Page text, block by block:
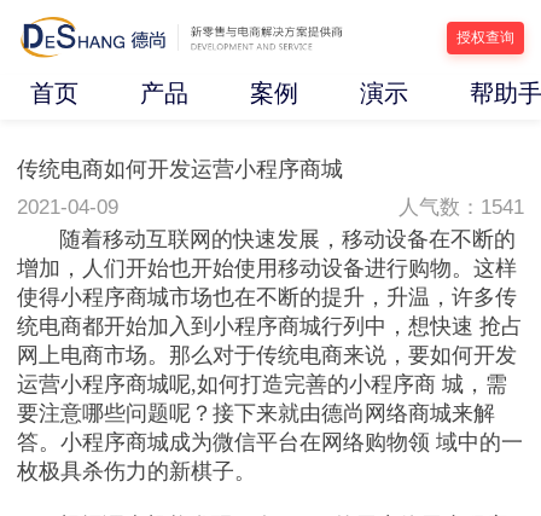
授权查询
首页 产品 案例 演示 帮助
传统电商如何开发运营小程序商城
2021-04-09 人气数：1541
随着移动互联网的快速发展，移动设备在不断的
增加，人们开始也开始使用移动设备进行购物。这样
使得小程序商城市场也在不断的提升，升温，许多传
统电商都开始加入到小程序商城行列中，想快速 抢占
网上电商市场。那么对于传统电商来说，要如何开发
运营小程序商城呢,如何打造完善的小程序商 城，需
要注意哪些问题呢？接下来就由德尚网络商城来解
答。小程序商城成为微信平台在网络购物领 域中的一
枚极具杀伤力的新棋子。